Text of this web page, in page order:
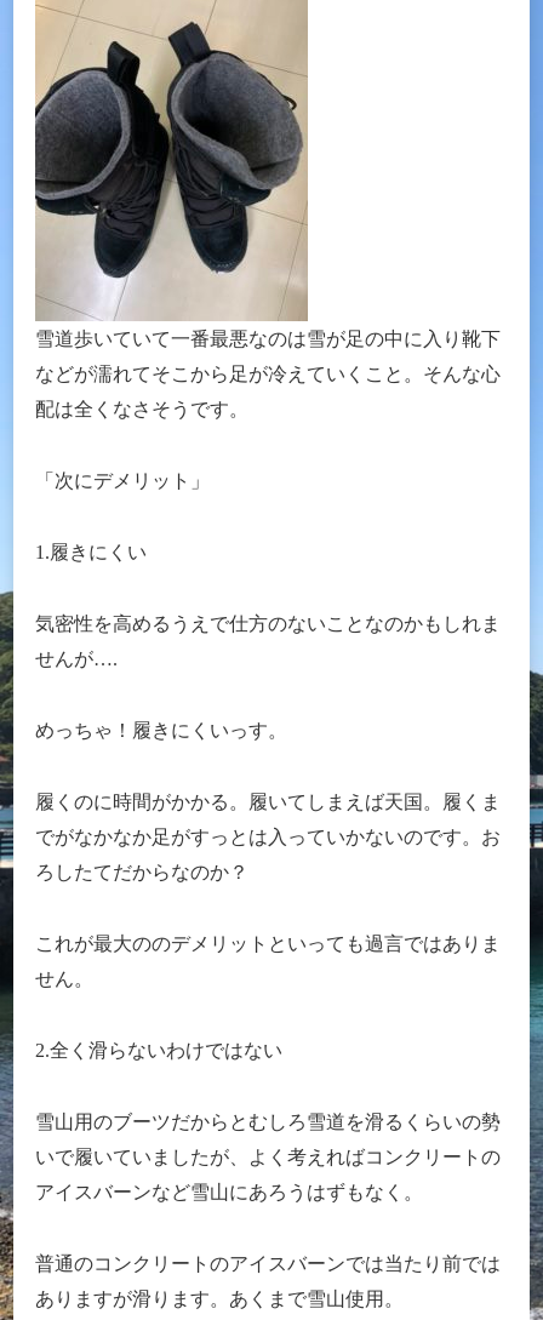
雪道歩いていて一番最悪なのは雪が足の中に入り靴下
などが濡れてそこから足が冷えていくこと。そんな心
配は全くなさそうです。
「次にデメリット」
1.履きにくい
気密性を高めるうえで仕方のないことなのかもしれま
せんが….
めっちゃ！履きにくいっす。
履くのに時間がかかる。履いてしまえば天国。履くま
でがなかなか足がすっとは入っていかないのです。お
ろしたてだからなのか？
これが最大ののデメリットといっても過言ではありま
せん。
2.全く滑らないわけではない
雪山用のブーツだからとむしろ雪道を滑るくらいの勢
いで履いていましたが、よく考えればコンクリートの
アイスバーンなど雪山にあろうはずもなく。
普通のコンクリートのアイスバーンでは当たり前では
ありますが滑ります。あくまで雪山使用。